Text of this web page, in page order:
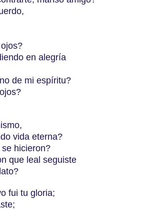
en alegría
de mi espíritu?
vida eterna?
hicieron?
que leal seguiste
fui tu gloria;